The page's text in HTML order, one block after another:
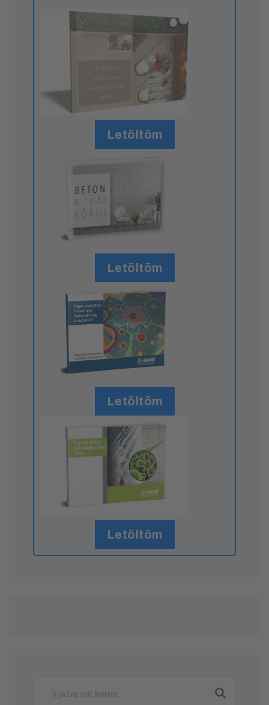
Letöltöm
Letöltöm
Letöltöm
Letöltöm